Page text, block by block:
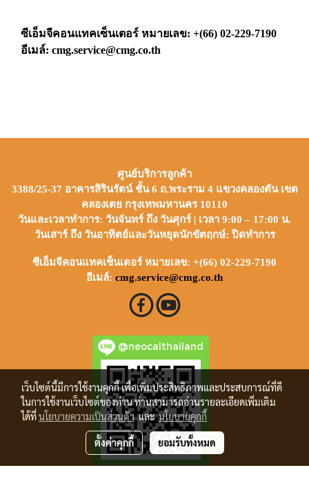
ซีเอ็มจีคอนแทคเซ็นเตอร์ หมายเลข: +(66) 02-229-7190
อีเมล์: cmg.service@cmg.co.th
ศูนย์บริการลูกค้า
3388/25-37 อาคารสิรินรัตน์ ชั้น 6 ถ.พระราม 4 แขวงคลองตัน เขต
คลองเตย กรุงเทพมหานคร 10110
วันและเวลาทำการ: วันจันทร์ ถึง วันศุกร์ | เวลา 9:00 – 17:00 น.
วันเสาร์ ถึง วันอาทิตย์และวันหยุดนักขัตฤกษ์: ปิดทำการ
ซีเอ็มจีคอนแทคเซ็นเตอร์ หมายเลข: +(66) 02-229-7190
อีเมล์: cmg.service@cmg.co.th
@neocalthailand
เว็บไซต์นี้มีการใช้งานคุกกี้ เพื่อเพิ่มประสิทธิภาพและประสบการณ์ที่ดี
ในการใช้งานเว็บไซต์ของท่าน ท่านสามารถอ่านรายละเอียดเพิ่มเติม
ได้ที่นโยบายความเป็นส่วนตัวและนโยบายคุกกี้
ตั้งค่าคุกกี้ ยอมรับทั้งหมด